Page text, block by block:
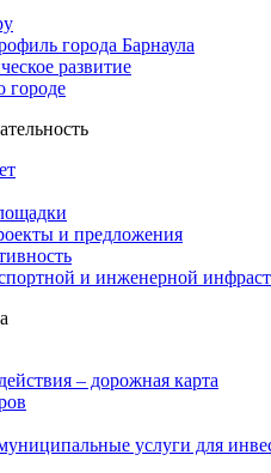
города Барнаула
развитие
городе
и предложения
и инженерной
– дорожная карта
услуги для